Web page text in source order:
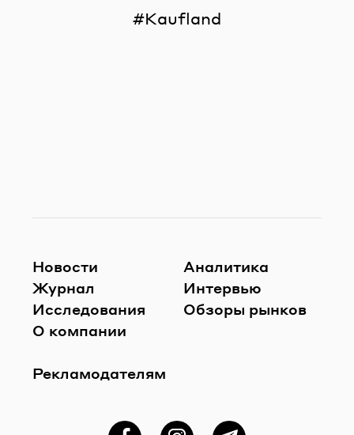
Kaufland
Новости
Журнал
Исследования
О компании
Рекламодателям
Аналитика
Интервью
Обзоры рынков